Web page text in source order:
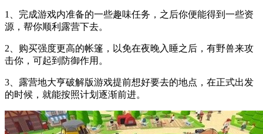
1、完成游戏内准备的一些趣味任务，之后你便能得到一些资
源，帮你顺利露营下去。
2、购买强度更高的帐篷，以免在夜晚入睡之后，有野兽来攻
击你，可起到防御作用。
3、露营地大亨破解版游戏提前想好要去的地点，在正式出发
的时候，就能按照计划逐渐前进。